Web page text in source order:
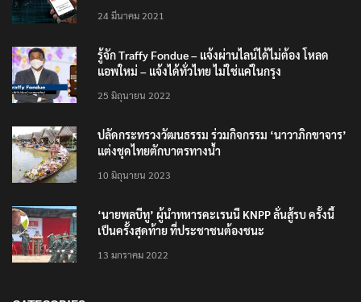
24 มีนาคม 2021
รู้จัก Traffy Fondue – แจ้งผ่านไลน์ได้ไม่ต้อง โหลด
แอพใหม่ – แจ้งได้ทั่วไทย ไม่ใช่แค่ในกรุง
25 มิถุนายน 2022
ปลัดกระทรวงวัฒนธรรม ร่วมกิจกรรม ‘นาวาภิกขาจาร’
แต่งชุดไทยตักบาตรทางน้ำ
10 มิถุนายน 2023
‘นายพลบีทู’ ผู้นำทหารคะเรนนี KNPP ลั่นสู้รบ ครั้งนี้
เป็นครั้งสุดท้าย ที่ประชาชนต้องชนะ
13 มกราคม 2022